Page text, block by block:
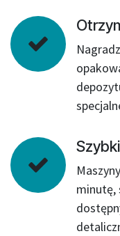
minutę,